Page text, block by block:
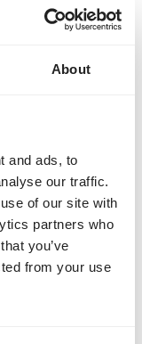
About
and ads, to
our traffic.
of our site with
partners who
you’ve
from your use
stappen die je
anders
ontlasting